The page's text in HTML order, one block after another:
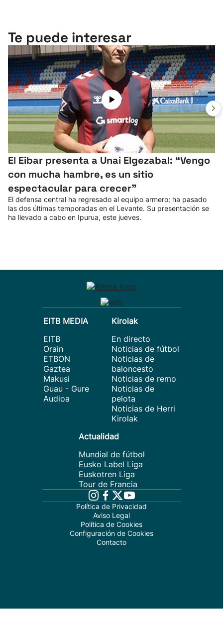
Te puede interesar
El Eibar presenta a Unai Elgezabal: “Vengo
con mucha hambre, es un sitio
espectacular para crecer”
El defensa central ha regresado al equipo armero; ha pasado
las dos últimas temporadas en el Levante. Su presentación se
ha llevado a cabo en Ipurua, este jueves.
EITB MEDIA
EITB
Orain
ETBON
Gaztea
Makusi
Guau - Gure
Audioa
Kirolak
En directo
Noticias de fútbol
Noticias de
baloncesto
Noticias de remo
Noticias de
pelota
Noticias de Herri
Kirolak
Actualidad
Mundial de fútbol
Eusko Label Liga
Euskotren Liga
Tour de Francia
Política de Privacidad
Aviso Legal
Política de Cookies
Configuración de Cookies
Contacto